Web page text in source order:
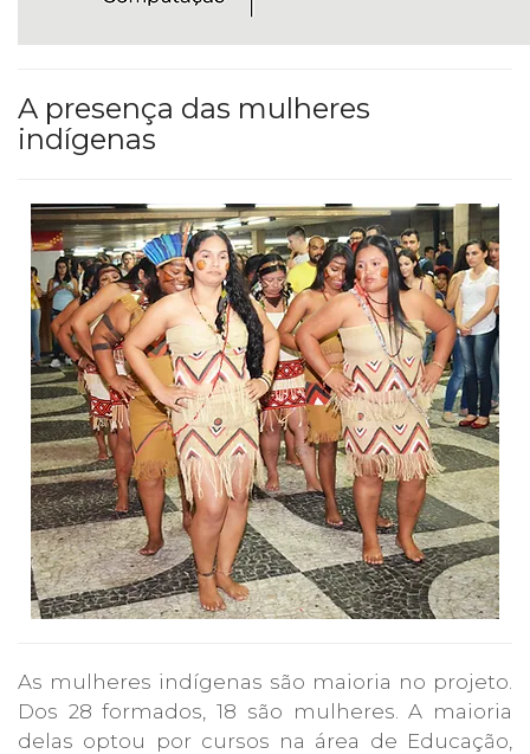
A presença das mulheres
indígenas
As mulheres indígenas são maioria no projeto.
Dos 28 formados, 18 são mulheres. A maioria
delas optou por cursos na área de Educação,